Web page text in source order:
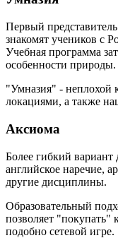
Первый
знакомят учеников с
Учебная программа
особенности природы.
"Умназия" - неплохой
локациями, а также
Аксиома
Более гибкий
английское наречие,
другие дисциплины.
Образовательный
позволяет
подобно сетевой игре.